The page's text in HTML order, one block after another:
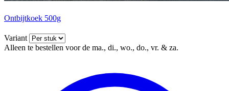
Ontbijtkoek 500g
Variant
Alleen te bestellen voor de ma., di., wo., do., vr. & za.